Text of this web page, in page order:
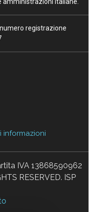
amministrazioni italiane.
registrazione
informazioni
IVA 13868590962
RESERVED. ISP